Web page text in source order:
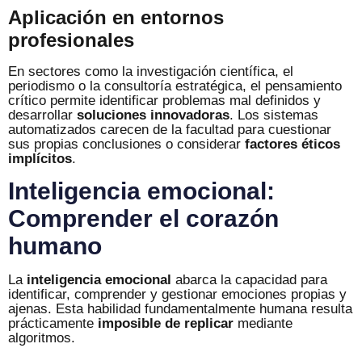
Aplicación en entornos
profesionales
En sectores como la investigación científica, el
periodismo o la consultoría estratégica, el pensamiento
crítico permite identificar problemas mal definidos y
desarrollar soluciones innovadoras. Los sistemas
automatizados carecen de la facultad para cuestionar
sus propias conclusiones o considerar factores éticos
implícitos.
Inteligencia emocional:
Comprender el corazón
humano
La inteligencia emocional abarca la capacidad para
identificar, comprender y gestionar emociones propias y
ajenas. Esta habilidad fundamentalmente humana resulta
prácticamente imposible de replicar mediante
algoritmos.